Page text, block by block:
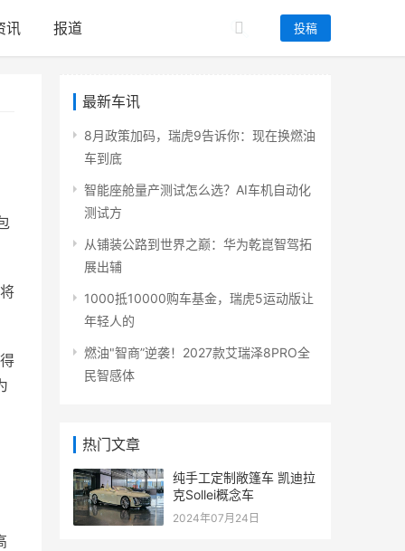
讯 报道 投稿
最新车讯
8月政策加码，瑞虎9告诉你：现在换燃油
车到底
智能座舱量产测试怎么选？AI车机自动化
测试方
从铺装公路到世界之巅：华为乾崑智驾拓
展出辅
1000抵10000购车基金，瑞虎5运动版让
年轻人的
燃油"智商”逆袭！2027款艾瑞泽8PRO全
民智感体
热门文章
纯手工定制敞篷车 凯迪拉
克Sollei概念车
2024年07月24日